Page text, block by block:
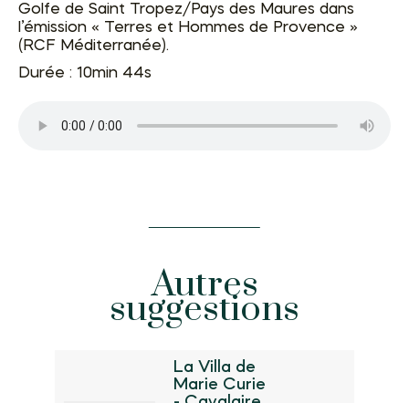
Golfe de Saint Tropez/Pays des Maures dans
l’émission « Terres et Hommes de Provence »
(RCF Méditerranée).
Durée : 10min 44s
Autres
suggestions
La Villa de
Marie Curie